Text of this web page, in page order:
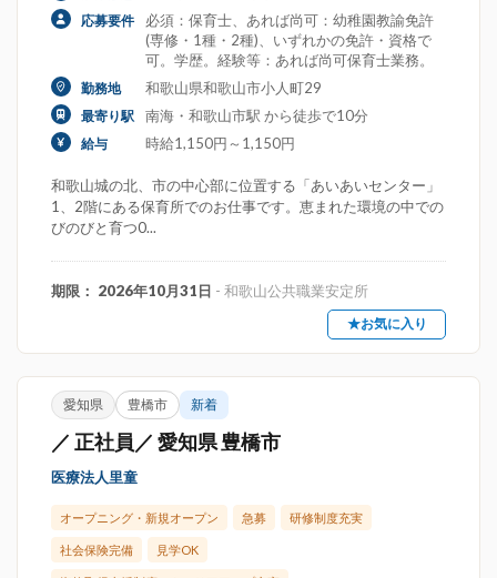
応募要件
必須：保育士、あれば尚可：幼稚園教諭免許
(専修・1種・2種)、いずれかの免許・資格で
可。学歴。経験等：あれば尚可保育士業務。
勤務地 和歌山県和歌山市小人町29
最寄り駅 南海・和歌山市駅 から徒歩で10分
給与 時給1,150円～1,150円
和歌山城の北、市の中心部に位置する「あいあいセンター」
1、2階にある保育所でのお仕事です。恵まれた環境の中での
びのびと育つ0...
期限： 2026年10月31日 - 和歌山公共職業安定所
★お気に入り
愛知県 豊橋市 新着
／ 正社員／ 愛知県 豊橋市
医療法人里童
オープニング・新規オープン 急募 研修制度充実
社会保険完備 見学OK